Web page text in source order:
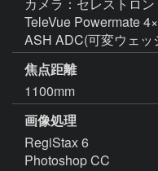
カメラ：セレストロン
TeleVue Powermate 4×
ASH ADC(可変ウェッ
焦点距離
1100mm
画像処理
RegiStax 6
Photoshop CC